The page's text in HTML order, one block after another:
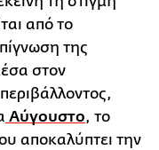
από το
της
στον
Αύγουστο, το
αποκαλύπτει την